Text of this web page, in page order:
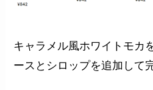
キャラメル風ホワイトモカ
ースとシロップを追加して